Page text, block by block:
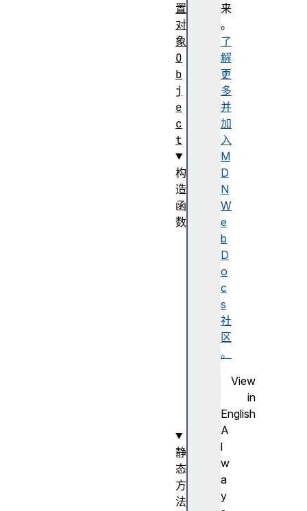
来
。
了
解
更
多
并
加
入
M
D
N
W
e
b
D
o
c
s
社
区
。
View
in
English
A
l
w
a
y
置
对
象
O
b
j
e
c
t
构
造
函
数
静
态
方
法